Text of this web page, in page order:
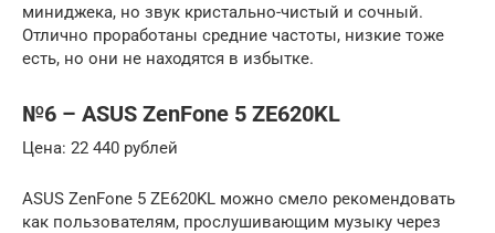
миниджека, но звук кристально-чистый и сочный.
Отлично проработаны средние частоты, низкие тоже
есть, но они не находятся в избытке.
№6 – ASUS ZenFone 5 ZE620KL
Цена: 22 440 рублей
ASUS ZenFone 5 ZE620KL можно смело рекомендовать
как пользователям, прослушивающим музыку через